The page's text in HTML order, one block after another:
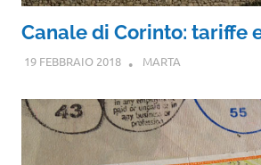
Canale di Corinto: tariffe
19 FEBBRAIO 2018 MARTA